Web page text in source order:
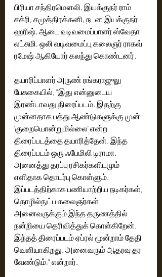
பிரியா சந்திரமௌலி, இயக்குநர் ராம்
சக்ரி, சமுத்திரக்கனி, நடன இயக்குநர்
ஹரிஷ், ஆடை வடிவமைப்பாளர் ஸ்வேதா
லட்சுமி, ஒலி வடிவமைப்பு கலைஞர் ராகவ்
ரமேஷ் ஆகியோர் கலந்து கொண்டனர்.
தயாரிப்பாளர் அருண் ரங்கராஜுலு
பேசுகையில், "இது என்னுடைய
இரண்டாவது திரைப்படம். இதற்கு
முன்னதாக பத்து ஆண்டுகளுக்கு முன்
'குறையொன்றுமில்லை' என்ற
திரைப்படத்தை தயாரித்தேன். இந்த
திரைப்படம் ஒரு ஃபேமிலி டிராமா.
அனைத்து தரப்பு ரசிகர்களிடமும்
எளிதாக தொடர்பு கொள்ளும்.
இப்படத்திற்காக பணியாற்றிய நடிகர்கள்,
தொழில்நுட்ப கலைஞர்கள்
அனைவருக்கும் இந்த தருணத்தில்
நன்றியை தெரிவித்துக் கொள்கிறேன்.
இந்தத் திரைப்படம் ஏப்ரல் மூன்றாம் தேதி
வெளியாகிறது.‌ அனைவரும் ஆதரவு தர
வேண்டும்," என்றார்.